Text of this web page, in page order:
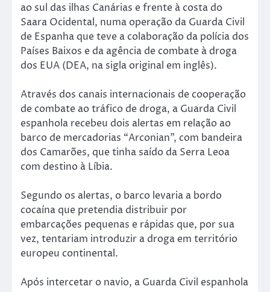
ao sul das ilhas Canárias e frente à costa do
Saara Ocidental, numa operação da Guarda Civil
de Espanha que teve a colaboração da polícia dos
Países Baixos e da agência de combate à droga
dos EUA (DEA, na sigla original em inglês).
Através dos canais internacionais de cooperação
de combate ao tráfico de droga, a Guarda Civil
espanhola recebeu dois alertas em relação ao
barco de mercadorias “Arconian”, com bandeira
dos Camarões, que tinha saído da Serra Leoa
com destino à Líbia.
Segundo os alertas, o barco levaria a bordo
cocaína que pretendia distribuir por
embarcações pequenas e rápidas que, por sua
vez, tentariam introduzir a droga em território
europeu continental.
Após intercetar o navio, a Guarda Civil espanhola